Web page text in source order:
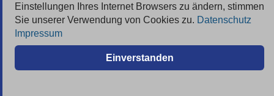
Inserieren
Kontakt
AGB
Einstellungen Ihres Internet Browsers zu ändern, stimmen
Sie unserer Verwendung von Cookies zu. Datenschutz
Impressum
Einverstanden